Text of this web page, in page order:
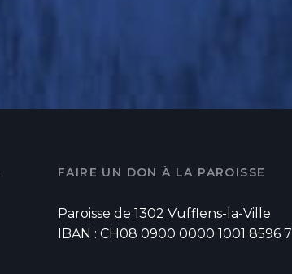
FAIRE UN DON À LA PAROISSE
Paroisse de 1302 Vufflens-la-Ville
IBAN : CH08 0900 0000 1001 8596 7